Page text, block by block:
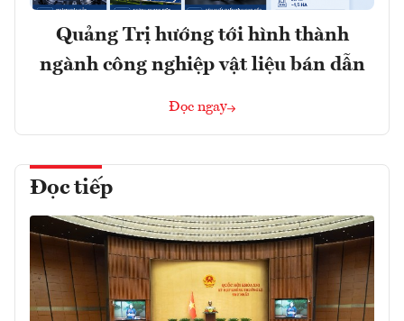
Quảng Trị hướng tới hình thành
ngành công nghiệp vật liệu bán dẫn
Đọc ngay
Đọc tiếp